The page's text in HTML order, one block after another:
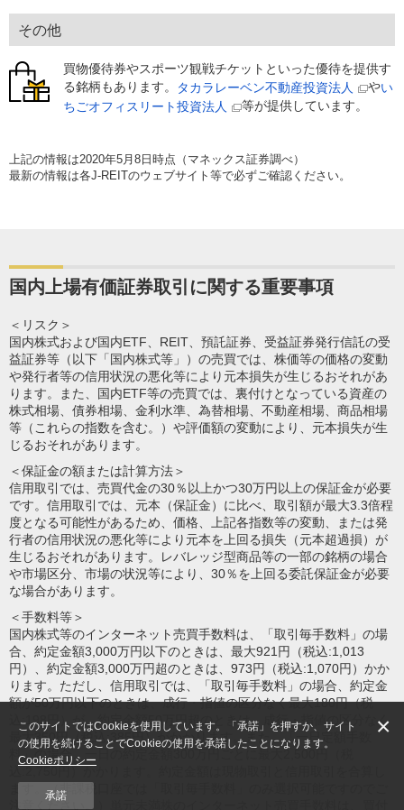
その他
買物優待券やスポーツ観戦チケットといった優待を提供す
る銘柄もあります。
タカラレーベン不動産投資法人 やい
ちごオフィスリート投資法人
等が提供しています。
上記の情報は2020年5月8日時点（マネックス証券調べ）
最新の情報は各J-REITのウェブサイト等で必ずご確認ください。
国内上場有価証券取引に関する重要事項
＜リスク＞
国内株式および国内ETF、REIT、預託証券、受益証券発行信託の受
益証券等（以下「国内株式等」）の売買では、株価等の価格の変動
や発行者等の信用状況の悪化等により元本損失が生じるおそれがあ
ります。また、国内ETF等の売買では、裏付けとなっている資産の
株式相場、債券相場、金利水準、為替相場、不動産相場、商品相場
等（これらの指数を含む。）や評価額の変動により、元本損失が生
じるおそれがあります。
＜保証金の額または計算方法＞
信用取引では、売買代金の30％以上かつ30万円以上の保証金が必要
です。信用取引では、元本（保証金）に比べ、取引額が最大3.3倍程
度となる可能性があるため、価格、上記各指数等の変動、または発
行者の信用状況の悪化等により元本を上回る損失（元本超過損）が
生じるおそれがあります。レバレッジ型商品等の一部の銘柄の場合
や市場区分、市場の状況等により、30％を上回る委託保証金が必要
な場合があります。
＜手数料等＞
国内株式等のインターネット売買手数料は、「取引毎手数料」の場
合、約定金額3,000万円以下のときは、最大921円（税込:1,013
円）、約定金額3,000万円超のときは、973円（税込:1,070円）かか
ります。ただし、信用取引では、「取引毎手数料」の場合、約定金
額が50万円以下のときは、成行・指値の区分なく最大180円（税
込:198円）が、約定金額50万円超のときは、成行・指値の区分なく
最大350円（税込:385円）がかかります。また、「一日定額手数
料」の場合、一日の約定金額300万円ごとに最大2,500円（税
ます。（非課税口座では「取引毎手数料」のみ選択可能ですのでご
注意ください。）単元未満株のインターネット売買手数料は、買付
このサイトではCookieを使用しています。「承諾」を押すか、サイト
の使用を続けることでCookieの使用を承諾したことになります。
Cookieポリシー
承諾
×